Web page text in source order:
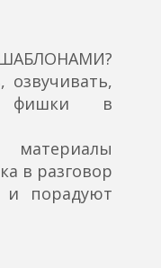
озвучивать,
фишки в
в разговор
и порадуют